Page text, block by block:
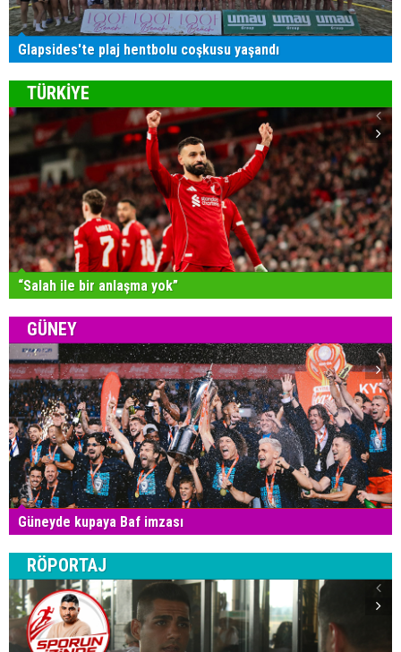
Glapsides'te plaj hentbolu coşkusu yaşandı
TÜRKİYE
“Salah ile bir anlaşma yok”
GÜNEY
Güneyde kupaya Baf imzası
RÖPORTAJ